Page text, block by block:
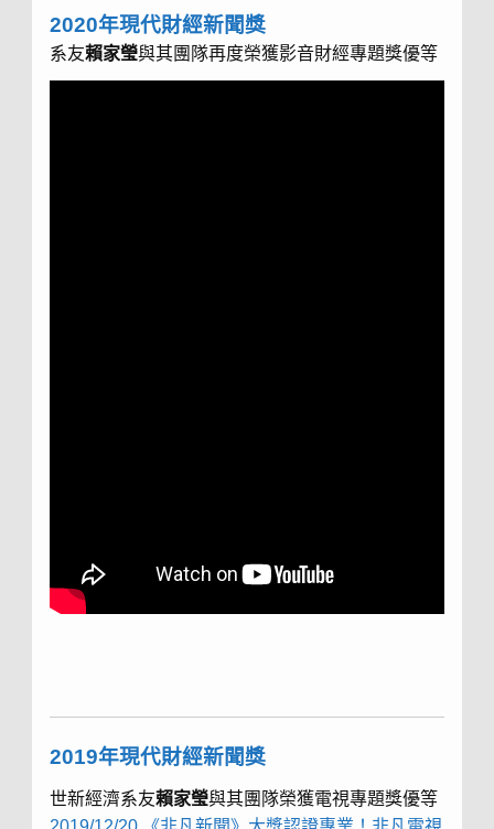
2020年現代財經新聞獎
系友賴家瑩與其團隊再度榮獲影音財經專題獎優等
2019年現代財經新聞獎
世新經濟系友賴家瑩與其團隊榮獲電視專題獎優等